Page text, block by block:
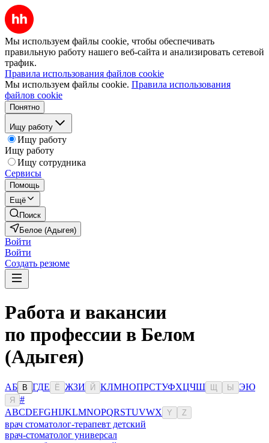
Мы используем файлы cookie, чтобы обеспечивать
правильную работу нашего веб-сайта и анализировать сетевой
трафик.
Правила использования файлов cookie
Мы используем файлы cookie. Правила использования
файлов cookie
Понятно
Ищу работу
Ищу работу
Ищу работу
Ищу сотрудника
Сервисы
Помощь
Ещё
Поиск
Белое (Адыгея)
Войти
Войти
Создать резюме
Работа и вакансии
по профессии в Белом
(Адыгея)
АБ В ГДЕ Ё ЖЗИ Й КЛМНОПРСТУФХЦЧШ Ы ЭЮ
Я
#
ABCDEFGHIJKLMNOPQRSTUVWX Y Z
врач стоматолог-терапевт детский
врач-стоматолог универсал